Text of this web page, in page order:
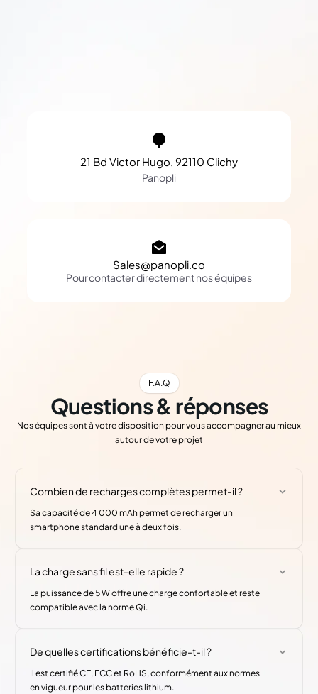
21 Bd Victor Hugo, 92110 Clichy
Panopli
Sales@panopli.co
Pour contacter directement nos équipes
F.A.Q
Questions & réponses
Nos équipes sont à votre disposition pour vous accompagner au mieux
autour de votre projet
Combien de recharges complètes permet-il ?
Sa capacité de 4 000 mAh permet de recharger un
smartphone standard une à deux fois.
La charge sans fil est-elle rapide ?
La puissance de 5 W offre une charge confortable et reste
compatible avec la norme Qi.
De quelles certifications bénéficie-t-il ?
Il est certifié CE, FCC et RoHS, conformément aux normes
en vigueur pour les batteries lithium.